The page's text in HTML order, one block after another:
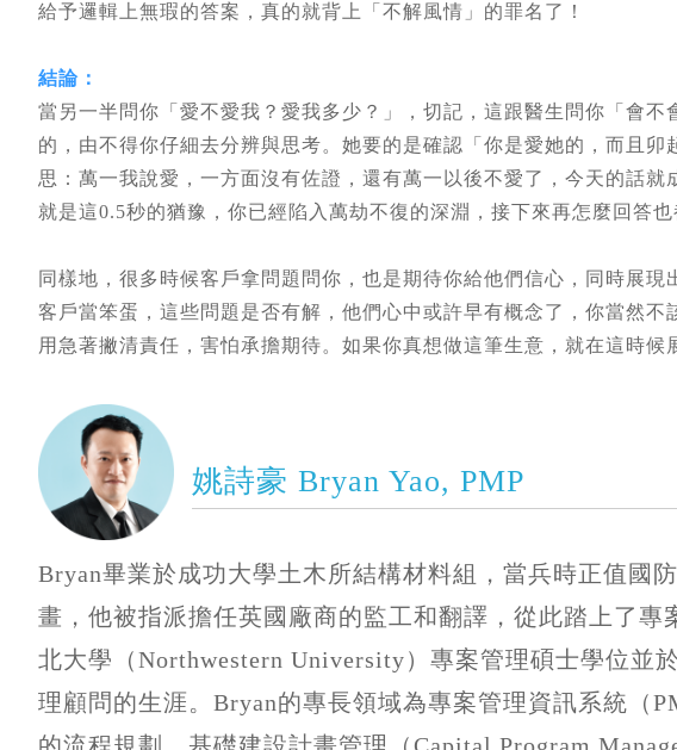
給予邏輯上無瑕的答案，真的就背上「不解風情」的罪名了！
結論：
當另一半問你「愛不愛我？愛我多少？」，切記，這跟醫生問你「會不
的，由不得你仔細去分辨與思考。她要的是確認「你是愛她的，而且
思：萬一我說愛，一方面沒有佐證，還有萬一以後不愛了，今天的話
就是這0.5秒的猶豫，你已經陷入萬劫不復的深淵，接下來再怎麼回答也
同樣地，很多時候客戶拿問題問你，也是期待你給他們信心，同時展
客戶當笨蛋，這些問題是否有解，他們心中或許早有概念了，你當然不
用急著撇清責任，害怕承擔期待。如果你真想做這筆生意，就在這時候
姚詩豪 Bryan Yao, PMP
Bryan畢業於成功大學土木所結構材料組，當兵時正值國
畫，他被指派擔任英國廠商的監工和翻譯，從此踏上了專
北大學（Northwestern University）專案管理碩士學位並
理顧問的生涯。Bryan的專長領域為專案管理資訊系統（